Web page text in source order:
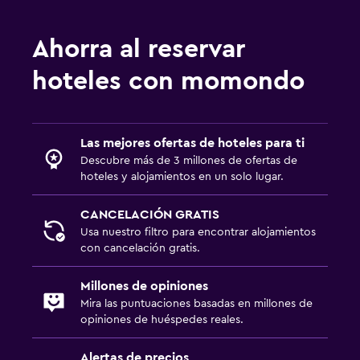
Ahorra al reservar
hoteles con momondo
Las mejores ofertas de hoteles para ti
Descubre más de 3 millones de ofertas de
hoteles y alojamientos en un solo lugar.
CANCELACIÓN GRATIS
Usa nuestro filtro para encontrar alojamientos
con cancelación gratis.
Millones de opiniones
Mira las puntuaciones basadas en millones de
opiniones de huéspedes reales.
Alertas de precios